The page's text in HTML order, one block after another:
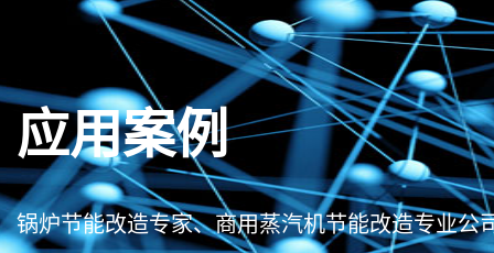
应用案例
锅炉节能改造专家、商用蒸汽机节能改造专业公